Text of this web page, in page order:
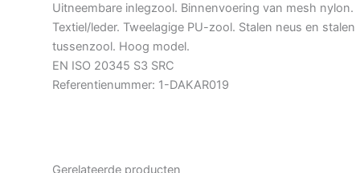
Uitneembare inlegzool. Binnenvoering van mesh nylon.
Textiel/leder. Tweelagige PU-zool. Stalen neus en stalen
tussenzool. Hoog model.
EN ISO 20345 S3 SRC
Referentienummer: 1-DAKAR019
Gerelateerde producten